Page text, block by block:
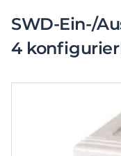
SWD-Ein-/
4